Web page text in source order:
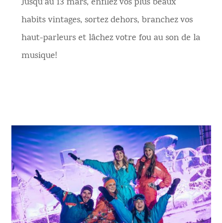
Jusqu’au 13 mars, enfilez vos plus beaux
habits vintages, sortez dehors, branchez vos
haut-parleurs et lâchez votre fou au son de la
musique!